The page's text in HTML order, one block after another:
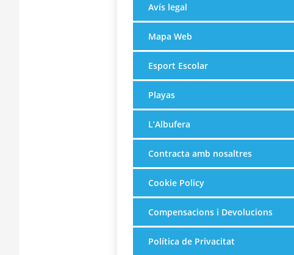
Avís legal
Mapa Web
Esport Escolar
Playas
L’Albufera
Contracta amb nosaltres
Cookie Policy
Compensacions i Devolucions
Política de Privacitat